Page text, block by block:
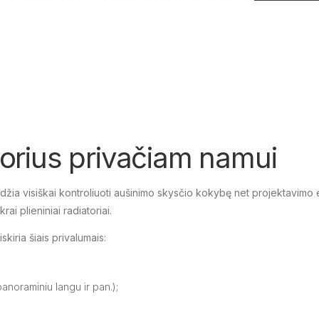
privačiam namui
visiškai kontroliuoti aušinimo skysčio kokybę net projektavimo
plieniniai radiatoriai.
šiais privalumais:
langu ir pan.);